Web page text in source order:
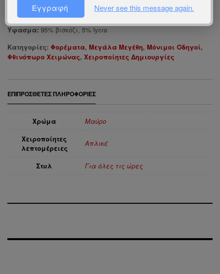
Χειροποίητες λεπτομέρειες:Απλικέ φύλλα
Ύφασμα: 95% βισκόζι, 5% lycra
Κατηγορίες: Φορέματα, Μεγάλα Μεγέθη, Μόνιμοι Οδηγοί,
Φθινόπωρο Χειμώνας, Χειροποίητες Δημιουργίες
ΕΠΙΠΡΌΣΘΕΤΕΣ ΠΛΗΡΟΦΟΡΊΕΣ
Χρώμα
Μαύρο
Χειροποίητες
λεπτομέρειες
Απλικέ
Στυλ Για όλες τις ώρες
Εγγραφή Never see this message again.